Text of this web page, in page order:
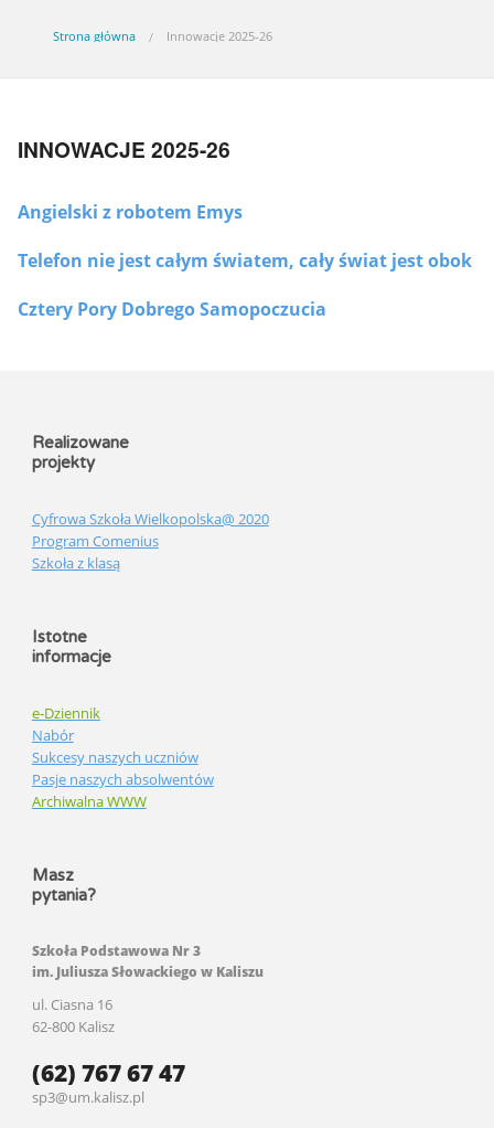
Strona główna Innowacje 2025-26
INNOWACJE 2025-26
Angielski z robotem Emys
Telefon nie jest całym światem, cały świat jest obok
Cztery Pory Dobrego Samopoczucia
Realizowane
projekty
Cyfrowa Szkoła Wielkopolska@ 2020
Program Comenius
Szkoła z klasą
Istotne
informacje
e-Dziennik
Nabór
Sukcesy naszych uczniów
Pasje naszych absolwentów
Archiwalna WWW
Masz
pytania?
Szkoła Podstawowa Nr 3
im. Juliusza Słowackiego w Kaliszu
ul. Ciasna 16
62-800 Kalisz
(62) 767 67 47
sp3@um.kalisz.pl